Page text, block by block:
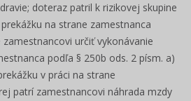
doteraz patril k rizikovej skupine
na strane zamestnanca
určiť vykonávanie
podľa § 250b ods. 2 písm. a)
v práci na strane
patrí zamestnancovi náhrada mzdy